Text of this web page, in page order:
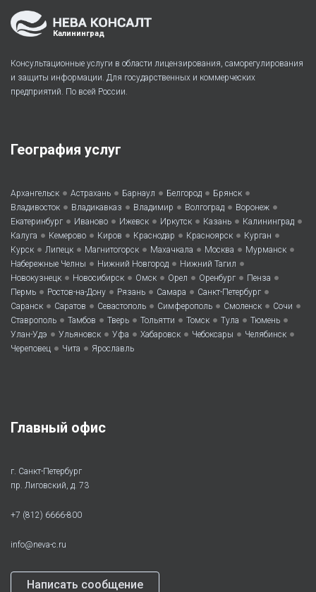
Калининград
Консультационные услуги в области лицензирования, саморегулирования
и защиты информации. Для государственных и коммерческих
предприятий. По всей России.
География услуг
Архангельск • Астрахань • Барнаул • Белгород • Брянск •
Владивосток • Владикавказ • Владимир • Волгоград • Воронеж •
Екатеринбург • Иваново • Ижевск • Иркутск • Казань • Калининград •
Калуга • Кемерово • Киров • Краснодар • Красноярск • Курган •
Курск • Липецк • Магнитогорск • Махачкала • Москва • Мурманск •
Набережные Челны • Нижний Новгород • Нижний Тагил •
Новокузнецк • Новосибирск • Омск • Орел • Оренбург • Пенза •
Пермь • Ростов-на-Дону • Рязань • Самара • Санкт-Петербург •
Саранск • Саратов • Севастополь • Симферополь • Смоленск • Сочи •
Ставрополь • Тамбов • Тверь • Тольятти • Томск • Тула • Тюмень •
Улан-Удэ • Ульяновск • Уфа • Хабаровск • Чебоксары • Челябинск •
Череповец • Чита • Ярославль
Главный офис
г. Санкт-Петербург
пр. Лиговский, д. 73
+7 (812) 6666-800
info@neva-c.ru
Написать сообщение